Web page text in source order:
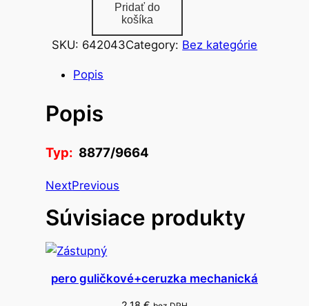
ž
s
t
o
n
l
e
k
d
t
Pridať do
košíka
SKU: 642043Category: Bez kategórie
Popis
Popis
Typ: 8877/9664
NextPrevious
Súvisiace produkty
pero guličkové+ceruzka mechanická